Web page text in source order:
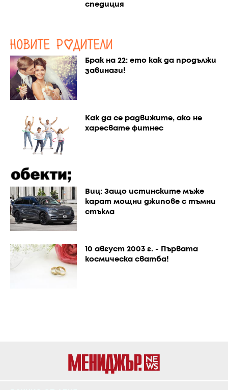
спедиция
Брак на 22: ето как да продължи
завинаги!
Как да се радвижите, ако не
харесвате фитнес
Виц: Защо истинските мъже
карат мощни джипове с тъмни
стъкла
10 август 2003 г. - Първата
космическа сватба!